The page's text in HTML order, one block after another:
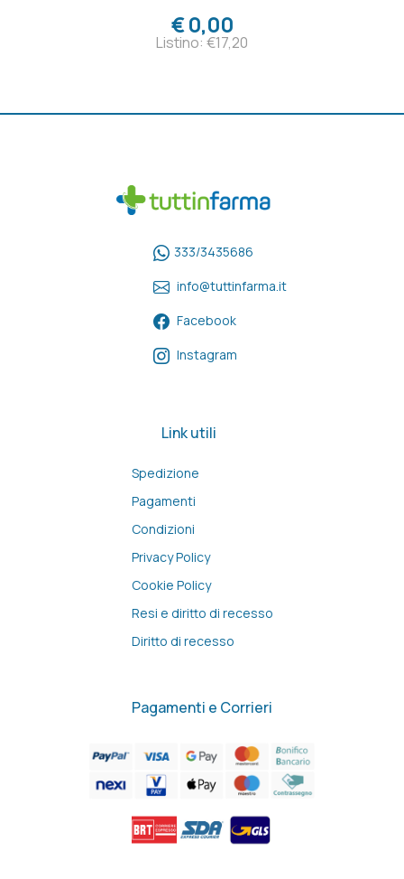
€ 0,00
Listino: €17,20
333/3435686
info@tuttinfarma.it
Facebook
Instagram
Link utili
Spedizione
Pagamenti
Condizioni
Privacy Policy
Cookie Policy
Resi e diritto di recesso
Diritto di recesso
Pagamenti e Corrieri